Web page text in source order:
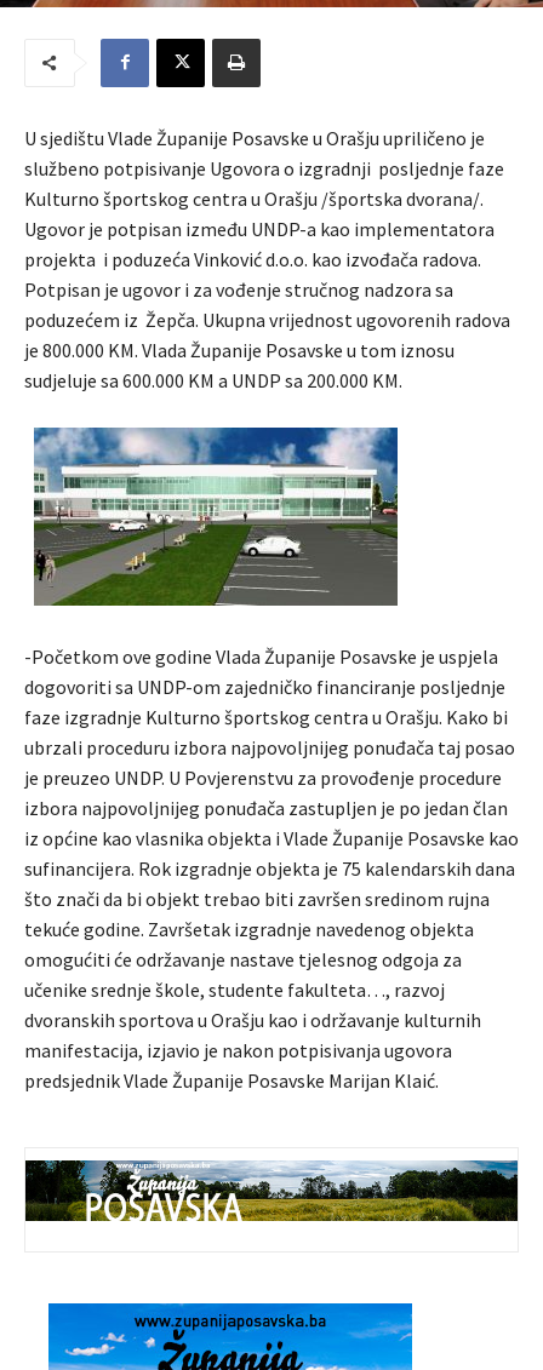
U sjedištu Vlade Županije Posavske u Orašju upriličeno je
službeno potpisivanje Ugovora o izgradnji posljednje faze
Kulturno športskog centra u Orašju /športska dvorana/.
Ugovor je potpisan između UNDP-a kao implementatora
projekta i poduzeća Vinković d.o.o. kao izvođača radova.
Potpisan je ugovor i za vođenje stručnog nadzora sa
poduzećem iz Žepča. Ukupna vrijednost ugovorenih radova
je 800.000 KM. Vlada Županije Posavske u tom iznosu
sudjeluje sa 600.000 KM a UNDP sa 200.000 KM.
-Početkom ove godine Vlada Županije Posavske je uspjela
dogovoriti sa UNDP-om zajedničko financiranje posljednje
faze izgradnje Kulturno športskog centra u Orašju. Kako bi
ubrzali proceduru izbora najpovoljnijeg ponuđača taj posao
je preuzeo UNDP. U Povjerenstvu za provođenje procedure
izbora najpovoljnijeg ponuđača zastupljen je po jedan član
iz općine kao vlasnika objekta i Vlade Županije Posavske kao
sufinancijera. Rok izgradnje objekta je 75 kalendarskih dana
što znači da bi objekt trebao biti završen sredinom rujna
tekuće godine. Završetak izgradnje navedenog objekta
omogućiti će održavanje nastave tjelesnog odgoja za
učenike srednje škole, studente fakulteta…, razvoj
dvoranskih sportova u Orašju kao i održavanje kulturnih
manifestacija, izjavio je nakon potpisivanja ugovora
predsjednik Vlade Županije Posavske Marijan Klaić.